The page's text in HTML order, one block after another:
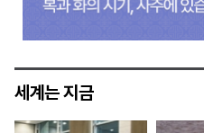
세계는 지금